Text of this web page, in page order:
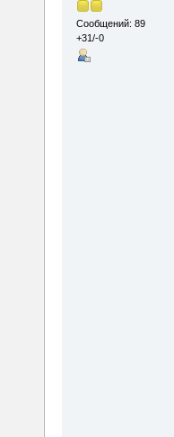
Сообщений: 89
+31/-0